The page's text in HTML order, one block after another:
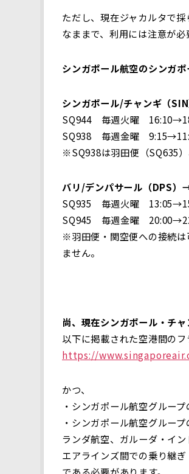
ただし、現在ジャカルタで
なままで、利用には注意が必
シンガポール航空のシンガ
シンガポール/チャンギ（
SQ944 毎週火曜
SQ938 毎週金曜
※SQ938は羽田便（SQ635
バリ/デンパサール（DPS）
SQ935 毎週火曜
SQ945 毎週金曜
※羽田便・関空便への接続は
ません。
尚、現在シンガポール・チ
以下に掲載された空港間の
https://
かつ、
・シンガポール航空グルー
・シンガポール航空グルー
ランダ航空、ガルーダ・イ
エアラインズ間での乗り継ぎ